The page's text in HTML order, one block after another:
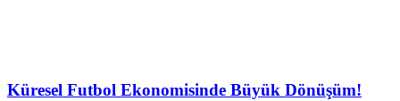
Küresel Futbol Ekonomisinde Büyük Dönüşüm!